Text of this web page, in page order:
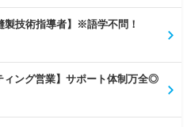
製技術指導者】※語学不問！
ィング営業】サポート体制万全◎